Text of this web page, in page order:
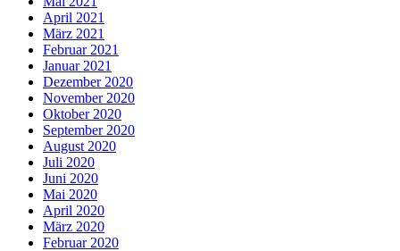
April 2021
März 2021
Februar 2021
Januar 2021
Dezember 2020
November 2020
Oktober 2020
September 2020
August 2020
Juli 2020
Juni 2020
Mai 2020
April 2020
März 2020
Februar 2020